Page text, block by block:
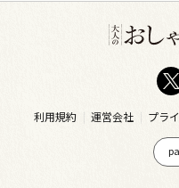
利用規約 運営会社 プラ